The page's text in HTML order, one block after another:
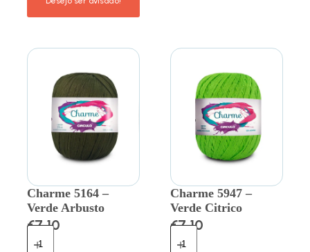
Charme 5164 –
Verde Arbusto
€7.10
Charme 5947 –
Verde Citrico
€7.10